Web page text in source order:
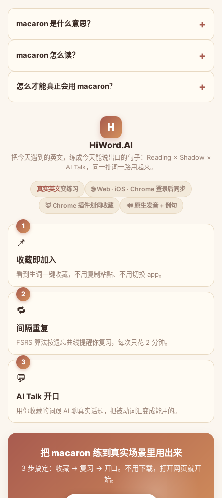
macaron 是什么意思？
macaron 怎么读？
怎么才能真正会用 macaron？
H
HiWord.AI
把今天遇到的英文，练成今天能说出口的句子：Reading × Shadow ×
AI Talk，同一批词一路用起来。
真实英文变练习 🌐 Web · iOS · Chrome 登录后同步
🦊 Chrome 插件划词收藏 🔊 原生发音 + 例句
1
📌
收藏即加入
看到生词一键收藏，不用复制粘贴、不用切换 app。
2
🔁
间隔重复
FSRS 算法按遗忘曲线提醒你复习，每次只花 2 分钟。
3
💬
AI Talk 开口
用你收藏的词跟 AI 聊真实话题，把被动词汇变成能用的。
把 macaron 练到真实场景里用出来
3 步搞定：收藏 → 复习 → 开口。不用下载，打开网页就开
始。